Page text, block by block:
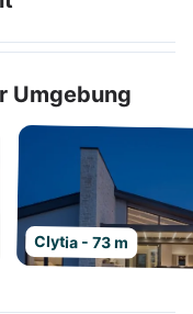
Umgebung
Clytia - 73 m